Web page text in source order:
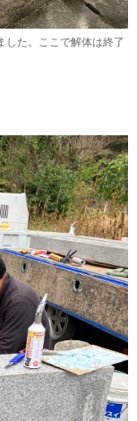
した。ここで解体は終了